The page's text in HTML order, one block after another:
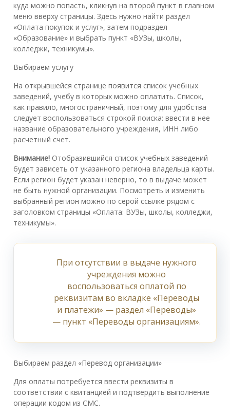
куда можно попасть, кликнув на второй пункт в главном
меню вверху страницы. Здесь нужно найти раздел
«Оплата покупок и услуг», затем подраздел
«Образование» и выбрать пункт «ВУЗы, школы,
колледжи, техникумы».
Выбираем услугу
На открывшейся странице появится список учебных
заведений, учебу в которых можно оплатить. Список,
как правило, многостраничный, поэтому для удобства
следует воспользоваться строкой поиска: ввести в нее
название образовательного учреждения, ИНН либо
расчетный счет.
Внимание! Отобразившийся список учебных заведений
будет зависеть от указанного региона владельца карты.
Если регион будет указан неверно, то в выдаче может
не быть нужной организации. Посмотреть и изменить
выбранный регион можно по серой ссылке рядом с
заголовком страницы «Оплата: ВУЗы, школы, кол​л​е​д​жи,
тех​н​и​к​умы».
При отсутствии в выдаче нужного
учреждения можно
воспользоваться оплатой по
реквизитам во вкладке «Переводы
и платежи» — раздел «Переводы»
— пункт «Переводы организациям».
Выбираем раздел «Перевод организации»
Для оплаты потребуется ввести реквизиты в
соответствии с квитанцией и подтвердить выполнение
операции кодом из СМС.